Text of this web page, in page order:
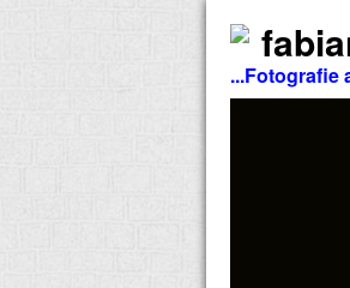
...Fotografie